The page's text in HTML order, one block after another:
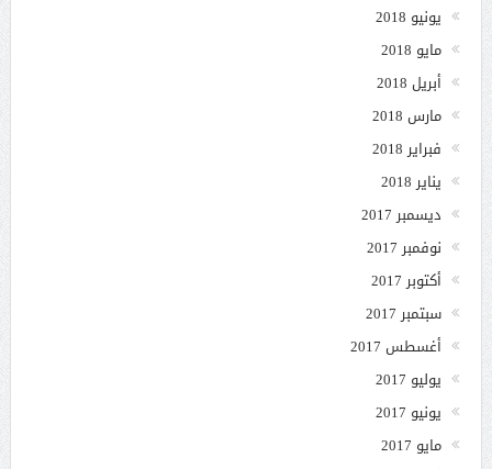
يونيو 2018
مايو 2018
أبريل 2018
مارس 2018
فبراير 2018
يناير 2018
ديسمبر 2017
نوفمبر 2017
أكتوبر 2017
سبتمبر 2017
أغسطس 2017
يوليو 2017
يونيو 2017
مايو 2017